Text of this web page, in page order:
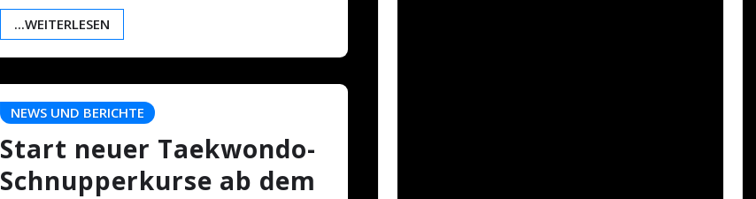
...WEITERLESEN
NEWS UND BERICHTE
Start neuer Taekwondo-
Schnupperkurse ab dem